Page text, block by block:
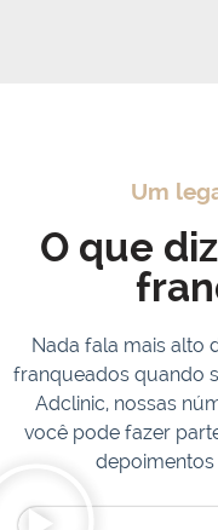
Um
O que
Nada fala mais alto
franqueados quando
Adclinic, nossas
você pode fazer